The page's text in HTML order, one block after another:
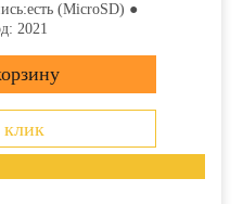
(MicroSD) ●
2021